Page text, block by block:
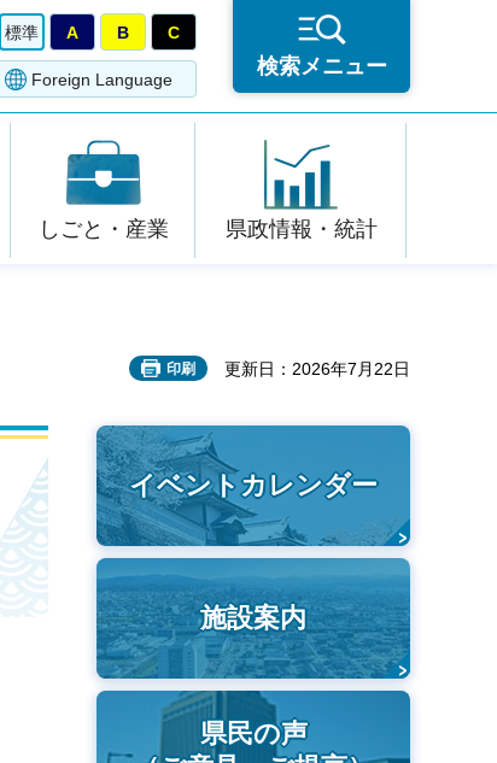
標準 A B C
Foreign Language
検索メニュー
しごと・産業 県政情報・統計
印刷 更新日：2026年7月22日
イベントカレンダー
施設案内
県民の声